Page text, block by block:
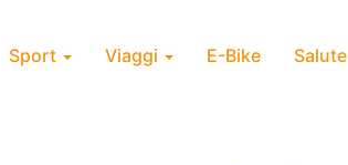
Sport Viaggi E-Bike Salute